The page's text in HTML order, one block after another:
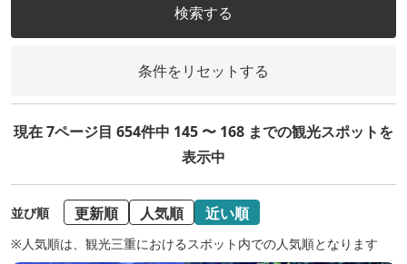
検索する
条件をリセットする
現在 7ページ目 654件中 145 〜 168 までの観光スポットを
表示中
並び順 更新順 人気順 近い順
※人気順は、観光三重におけるスポット内での人気順となります